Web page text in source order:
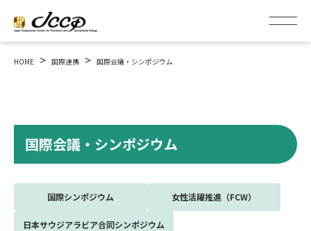
HOME > 国際連携 > 国際会議・シンポジウム
国際会議・シンポジウム
国際シンポジウム 女性活躍推進（FCW）
日本サウジアラビア合同シンポジウム